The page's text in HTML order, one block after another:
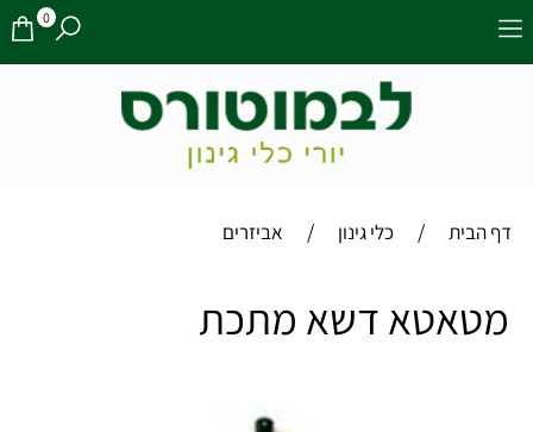
0
דף הבית / כלי גינון / אביזרים
מטאטא דשא מתכת